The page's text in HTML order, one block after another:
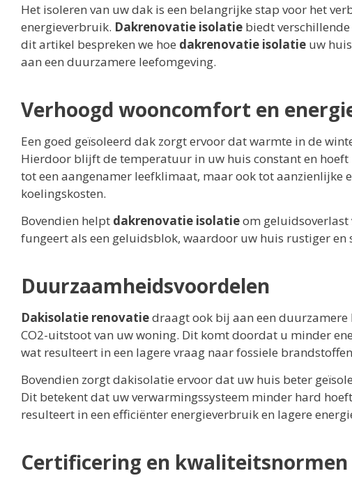
Het isoleren van uw dak is een belangrijke stap voor het
energieverbruik. Dakrenovatie isolatie biedt
dit artikel bespreken we hoe dakrenovatie isolatie uw
aan een duurzamere leefomgeving.
Verhoogd wooncomfort en
Een goed geïsoleerd dak zorgt ervoor dat warmte in de
Hierdoor blijft de temperatuur in uw huis constant en
tot een aangenamer leefklimaat, maar ook tot aanzienlijke
koelingskosten.
Bovendien helpt dakrenovatie isolatieom
fungeert als een geluidsblok, waardoor uw huis rustiger en
Duurzaamheidsvoordelen
Dakisolatie renovatiedraagt ook bij aan een
CO2-uitstoot van uw woning. Dit komt doordat u minder
wat resulteert in een lagere vraag naar fossiele
Bovendien zorgt dakisolatie ervoor dat uw huis beter
Dit betekent dat uw verwarmingssysteem minder hard
resulteert in een efficiënter energieverbruik en lagere
Certificering en kwaliteitsnormen